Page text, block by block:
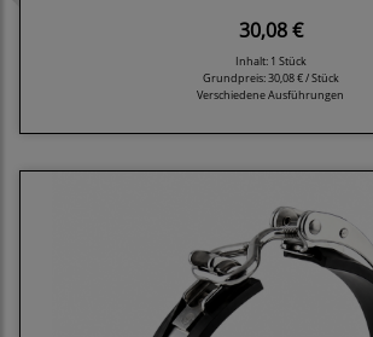
30,08 €
Inhalt: 1 Stück
Grundpreis:30,08 € / Stück
Verschiedene Ausführungen